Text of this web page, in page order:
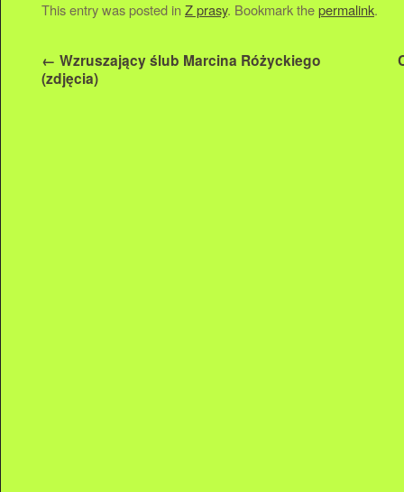
This entry was posted in Z prasy. Bookmark thepermalink.
← Wzruszający ślub Marcina Różyckiego
(zdjęcia)